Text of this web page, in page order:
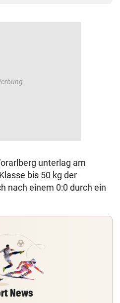
unterlag am
bis 50 kg der
nach einem 0:0 durch ein
News